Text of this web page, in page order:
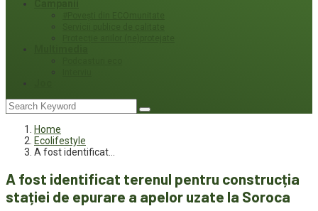
Home
Ecolifestyle
A fost identificat…
A fost identificat terenul pentru construcția
stației de epurare a apelor uzate la Soroca